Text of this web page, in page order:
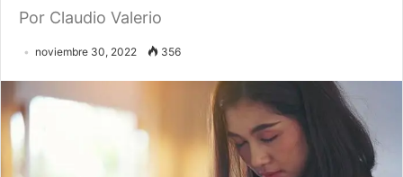
Por Claudio Valerio
noviembre 30, 2022 356